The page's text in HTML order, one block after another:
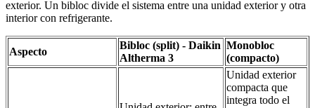
exterior. Un bibloc divide el sistema entre una unidad exterior y otra
interior con refrigerante.
Aspecto
Bibloc (split) - Daikin
Altherma 3
Monobloc
(compacto)
Unidad exterior
compacta que
integra todo el